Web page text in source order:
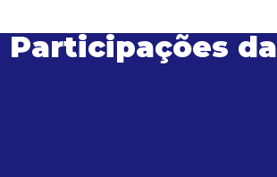
Participações da